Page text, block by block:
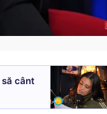
cânt